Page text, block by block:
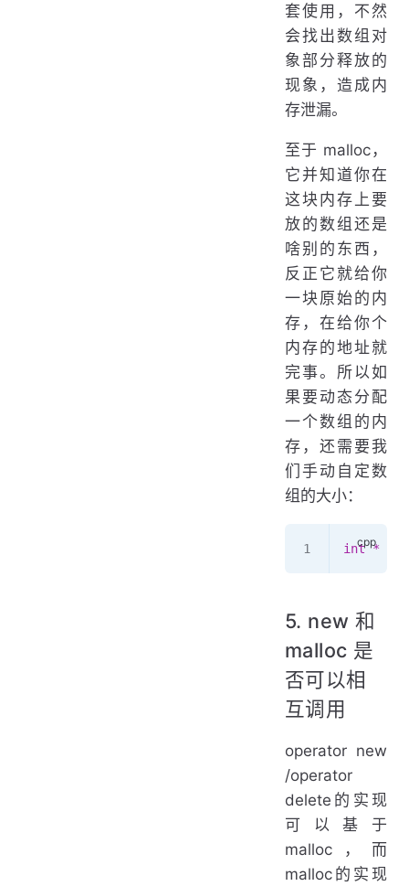
套使用，不然
会找出数组对
象部分释放的
现象，造成内
存泄漏。
至于 malloc，
它并知道你在
这块内存上要
放的数组还是
啥别的东西，
反正它就给你
一块原始的内
存，在给你个
内存的地址就
完事。所以如
果要动态分配
一个数组的内
存，还需要我
们手动自定数
组的大小：
int *
5. new 和
malloc 是
否可以相
互调用
operator new
/operator
delete的实现
可以基于
malloc，而
malloc的实现